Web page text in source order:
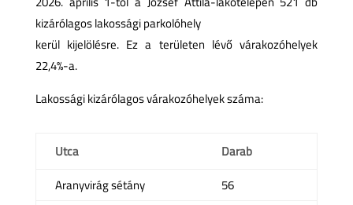
kizárólagos lakossági parkolóhely
kerül kijelölésre. Ez a területen lévő várakozóhelyek
22,4%-a.
Lakossági kizárólagos várakozóhelyek száma:
Utca
Darab
Aranyvirág sétány
56